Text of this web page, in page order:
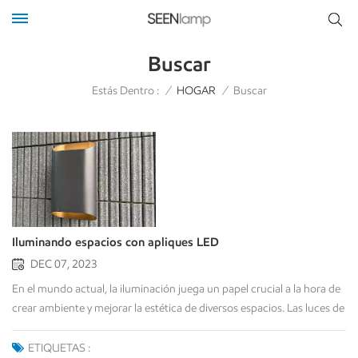
Buscar
Estás Dentro : / HOGAR / Buscar
Iluminando espacios con apliques LED
DEC 07, 2023
En el mundo actual, la iluminación juega un papel crucial a la hora de
crear ambiente y mejorar la estética de diversos espacios. Las luces de
pared LED, con su versatilidad y propiedades de eficiencia energética,
se han convertido en opciones populares tanto para interiores como
ETIQUETAS :